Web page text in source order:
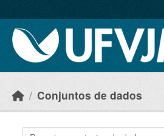
Conjuntos de dados